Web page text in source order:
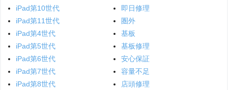
iPad第10世代
iPad第11世代
iPad第4世代
iPad第5世代
iPad第6世代
iPad第7世代
iPad第8世代
即日修理
圏外
基板
基板修理
安心保証
容量不足
店頭修理